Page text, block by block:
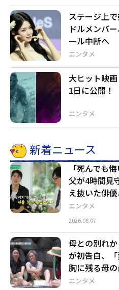
エンタメ
ステージ上
ドルメンバ
ール中断へ
エンタメ
大ヒット映
1日に公開！
新着ニュース
エンタメ
「死んでも
父が4時間見
え抜いた俳
2026.08.07
エンタメ
母との別れ
が初告白、「
胸に残る母